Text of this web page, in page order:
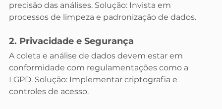
precisão das análises. Solução: Invista em
processos de limpeza e padronização de dados.
2. Privacidade e Segurança
A coleta e análise de dados devem estar em
conformidade com regulamentações como a
LGPD. Solução: Implementar criptografia e
controles de acesso.